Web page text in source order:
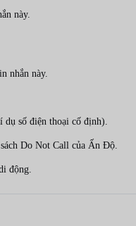
này.
nhắn này.
số điện thoại cố định).
Do Not Call của Ấn Độ.
động.